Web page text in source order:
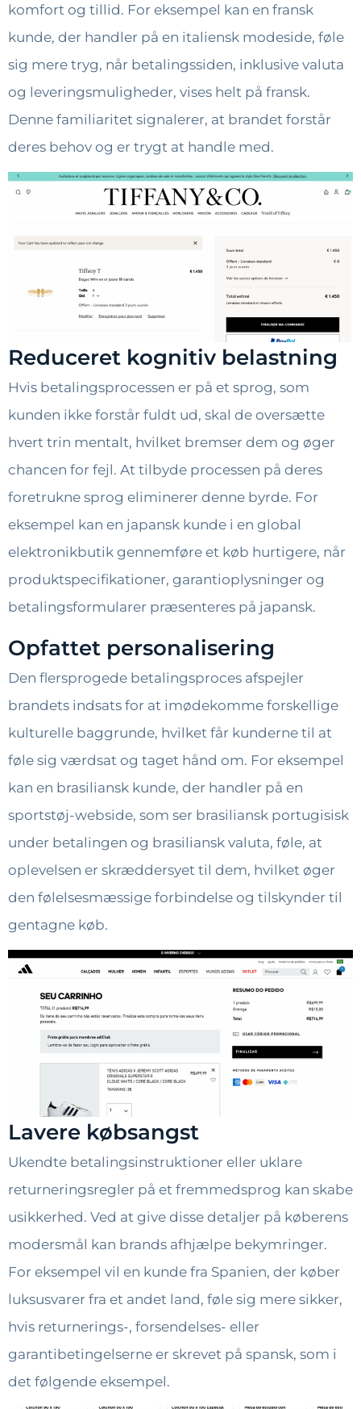
komfort og tillid. For eksempel kan en fransk
kunde, der handler på en italiensk modeside, føle
sig mere tryg, når betalingssiden, inklusive valuta
og leveringsmuligheder, vises helt på fransk.
Denne familiaritet signalerer, at brandet forstår
deres behov og er trygt at handle med.
Reduceret kognitiv belastning
Hvis betalingsprocessen er på et sprog, som
kunden ikke forstår fuldt ud, skal de oversætte
hvert trin mentalt, hvilket bremser dem og øger
chancen for fejl. At tilbyde processen på deres
foretrukne sprog eliminerer denne byrde. For
eksempel kan en japansk kunde i en global
elektronikbutik gennemføre et køb hurtigere, når
produktspecifikationer, garantioplysninger og
betalingsformularer præsenteres på japansk.
Opfattet personalisering
Den flersprogede betalingsproces afspejler
brandets indsats for at imødekomme forskellige
kulturelle baggrunde, hvilket får kunderne til at
føle sig værdsat og taget hånd om. For eksempel
kan en brasiliansk kunde, der handler på en
sportstøj-webside, som ser brasiliansk portugisisk
under betalingen og brasiliansk valuta, føle, at
oplevelsen er skræddersyet til dem, hvilket øger
den følelsesmæssige forbindelse og tilskynder til
gentagne køb.
Lavere købsangst
Ukendte betalingsinstruktioner eller uklare
returneringsregler på et fremmedsprog kan skabe
usikkerhed. Ved at give disse detaljer på køberens
modersmål kan brands afhjælpe bekymringer.
For eksempel vil en kunde fra Spanien, der køber
luksusvarer fra et andet land, føle sig mere sikker,
hvis returnerings-, forsendelses- eller
garantibetingelserne er skrevet på spansk, som i
det følgende eksempel.